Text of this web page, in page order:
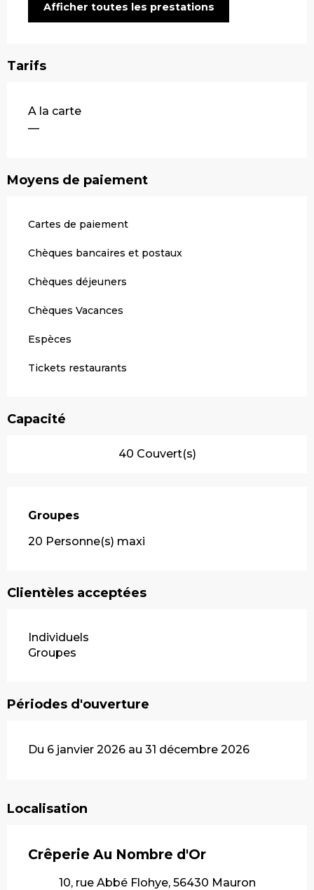
Afficher toutes les prestations
Tarifs
Tarifs 2026
A la carte
—
Moyens de paiement
Cartes de paiement
Chèques bancaires et postaux
Chèques déjeuners
Chèques Vacances
Espèces
Tickets restaurants
Capacité
40 Couvert(s)
Groupes
Groupes
20 Personne(s) maxi
Clientèles acceptées
Individuels
Groupes
Périodes d'ouverture
Du 6 janvier 2026 au 31 décembre 2026
Localisation
Crêperie Au Nombre d'Or
10, rue Abbé Flohye, 56430 Mauron